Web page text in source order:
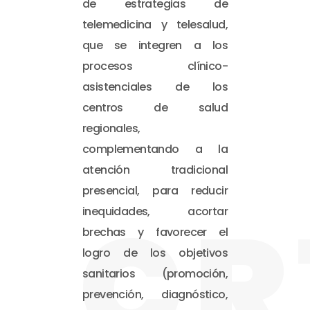
de estrategias de
telemedicina y telesalud,
que se integren a los
procesos clínico-
asistenciales de los
centros de salud
regionales,
complementando a la
atención tradicional
presencial, para reducir
inequidades, acortar
brechas y favorecer el
logro de los objetivos
sanitarios (promoción,
prevención, diagnóstico,